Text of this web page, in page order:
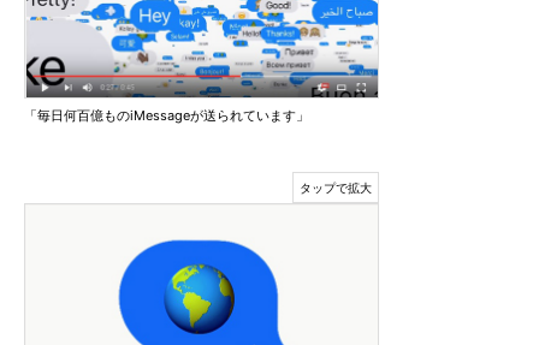
「毎日何百億ものiMessageが送られています」